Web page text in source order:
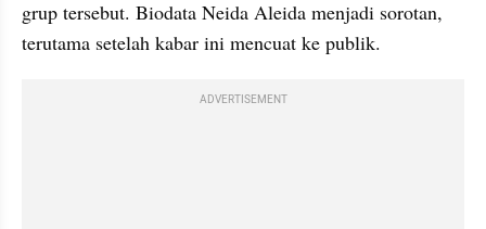
grup tersebut. Biodata Neida Aleida menjadi sorotan,
terutama setelah kabar ini mencuat ke publik.
ADVERTISEMENT